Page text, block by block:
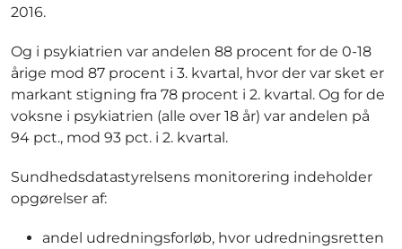
2016.
Og i psykiatrien var andelen 88 procent for de 0-18
årige mod 87 procent i 3. kvartal, hvor der var sket er
markant stigning fra 78 procent i 2. kvartal. Og for de
voksne i psykiatrien (alle over 18 år) var andelen på
94 pct., mod 93 pct. i 2. kvartal.
Sundhedsdatastyrelsens monitorering indeholder
opgørelser af:
andel udredningsforløb, hvor udredningsretten